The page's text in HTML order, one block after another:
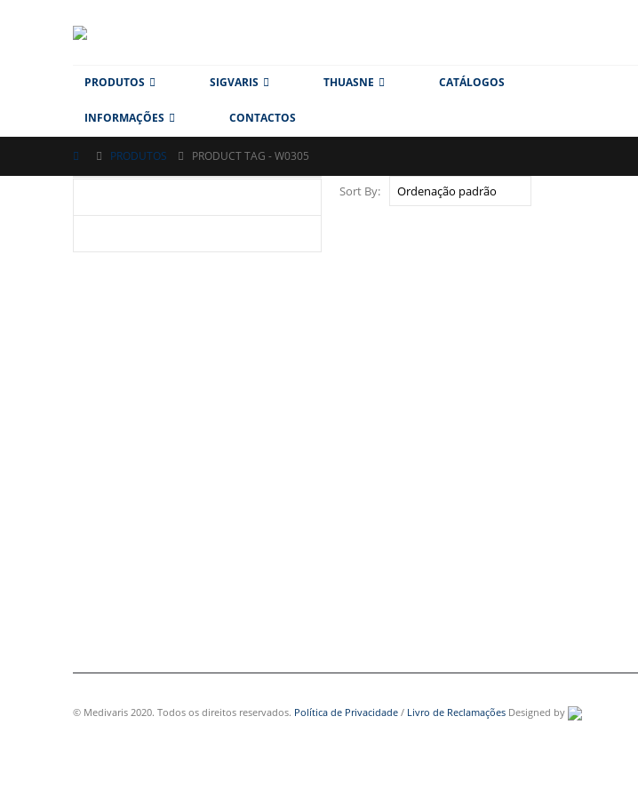
PRODUTOS SIGVARIS THUASNE CATÁLOGOS
INFORMAÇÕES CONTACTOS
PRODUTOS PRODUCT TAG -W0305
Sort By:
© Medivaris 2020. Todos os direitos reservados. Política de Privacidade / Livro de Reclamações Designed by